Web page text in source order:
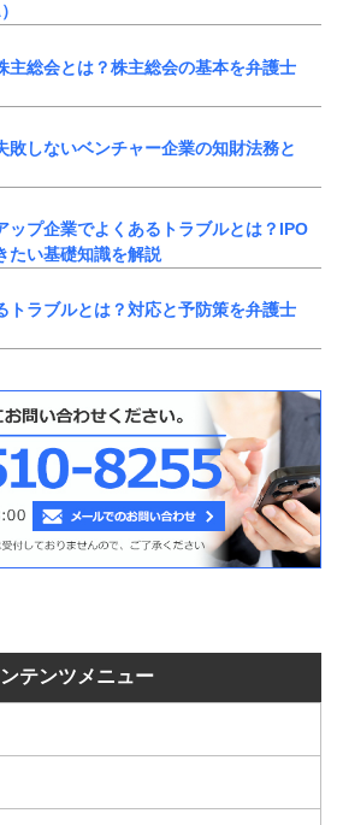
主総会とは？株主総会の基本を弁護士
敗しないベンチャー企業の知財法務と
ップ企業でよくあるトラブルとは？IPO
たい基礎知識を解説
トラブルとは？対応と予防策を弁護士
テンツメニュー